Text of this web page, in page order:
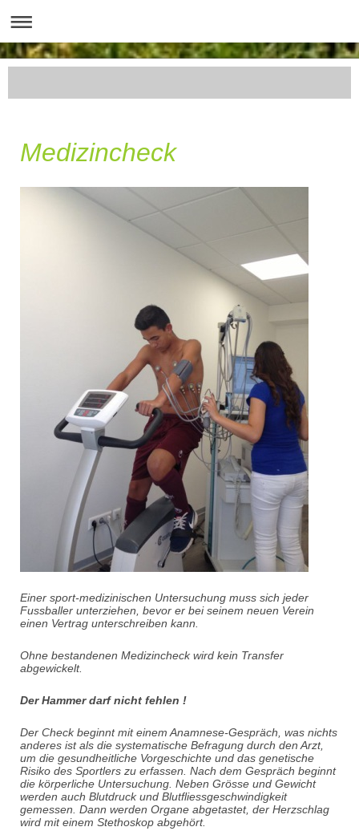
Medizincheck
Einer sport-medizinischen Untersuchung muss sich jeder
Fussballer unterziehen, bevor er bei seinem neuen Verein
einen Vertrag unterschreiben kann.
Ohne bestandenen Medizincheck wird kein Transfer
abgewickelt.
Der Hammer darf nicht fehlen !
Der Check beginnt mit einem Anamnese-Gespräch, was nichts
anderes ist als die systematische Befragung durch den Arzt,
um die gesundheitliche Vorgeschichte und das genetische
Risiko des Sportlers zu erfassen. Nach dem Gespräch beginnt
die körperliche Untersuchung. Neben Grösse und Gewicht
werden auch Blutdruck und Blutfliessgeschwindigkeit
gemessen. Dann werden Organe abgetastet, der Herzschlag
wird mit einem Stethoskop abgehört.